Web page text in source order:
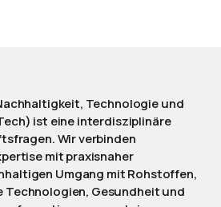
Technologie und
ist eine interdisziplinäre
Wir verbinden
mit praxisnaher
Umgang mit Rohstoffen,
Gesundheit und